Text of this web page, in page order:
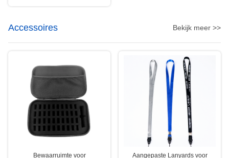
Accessoires Bekijk meer >>
Bewaarruimte voor
Aangepaste Lanyards voor